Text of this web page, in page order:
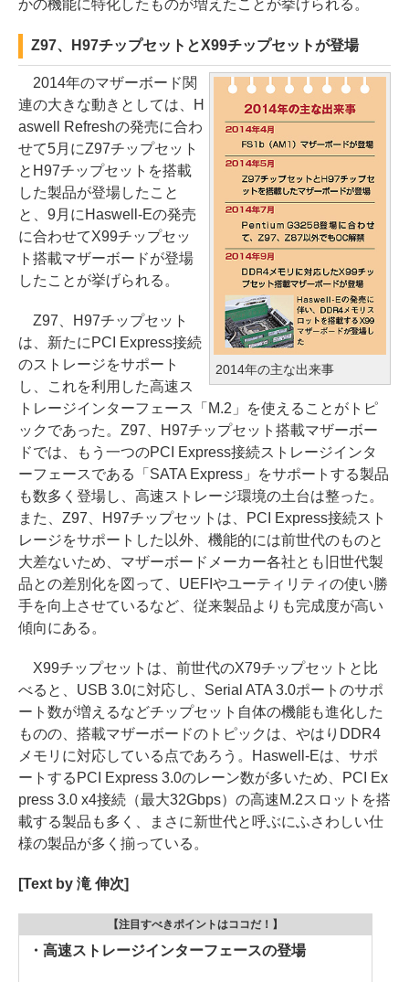
かの機能に特化したものが増えたことが挙げられる。
Z97、H97チップセットとX99チップセットが登場
2014年の主な出来事
2014年のマザーボード関
連の大きな動きとしては、H
aswell Refreshの発売に合わ
せて5月にZ97チップセット
とH97チップセットを搭載
した製品が登場したこと
と、9月にHaswell-Eの発売
に合わせてX99チップセッ
ト搭載マザーボードが登場
したことが挙げられる。
Z97、H97チップセット
は、新たにPCI Express接続
のストレージをサポート
し、これを利用した高速ス
トレージインターフェース「M.2」を使えることがトピ
ックであった。Z97、H97チップセット搭載マザーボー
ドでは、もう一つのPCI Express接続ストレージインタ
ーフェースである「SATA Express」をサポートする製品
も数多く登場し、高速ストレージ環境の土台は整った。
また、Z97、H97チップセットは、PCI Express接続スト
レージをサポートした以外、機能的には前世代のものと
大差ないため、マザーボードメーカー各社とも旧世代製
品との差別化を図って、UEFIやユーティリティの使い勝
手を向上させているなど、従来製品よりも完成度が高い
傾向にある。
X99チップセットは、前世代のX79チップセットと比
べると、USB 3.0に対応し、Serial ATA 3.0ポートのサポ
ート数が増えるなどチップセット自体の機能も進化した
ものの、搭載マザーボードのトピックは、やはりDDR4
メモリに対応している点であろう。Haswell-Eは、サポ
ートするPCI Express 3.0のレーン数が多いため、PCI Ex
press 3.0 x4接続（最大32Gbps）の高速M.2スロットを搭
載する製品も多く、まさに新世代と呼ぶにふさわしい仕
様の製品が多く揃っている。
[Text by 滝 伸次]
【注目すべきポイントはココだ！】
・高速ストレージインターフェースの登場